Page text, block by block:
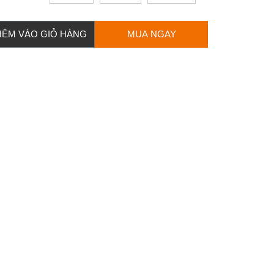
VÀO GIỎ HÀNG MUA NGAY